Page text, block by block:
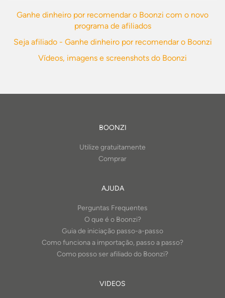
Ganhe dinheiro por recomendar o Boonzi com o novo
programa de afiliados
Seja afiliado - Ganhe dinheiro por recomendar o Boonzi
Vídeos, imagens e screenshots do Boonzi
BOONZI
Utilize gratuitamente
Comprar
AJUDA
Perguntas Frequentes
O que é o Boonzi?
Guia de iniciação passo-a-passo
Como funciona a importação, passo a passo?
Como posso ser afiliado do Boonzi?
VIDEOS